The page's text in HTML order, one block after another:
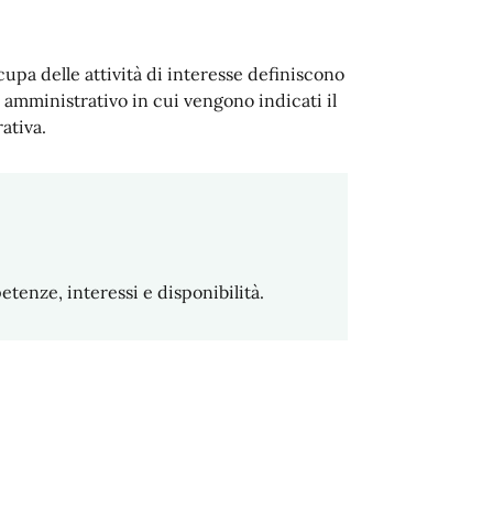
delle attività di interesse definiscono
amministrativo in cui vengono indicati il
interessi e disponibilità.